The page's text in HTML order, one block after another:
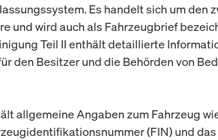
Es handelt sich um den
und wird auch als Fahrzeugbrief
Teil II enthält detaillierte
den Besitzer und die Behörden von
allgemeine Angaben zum Fahrzeug
(FIN) und